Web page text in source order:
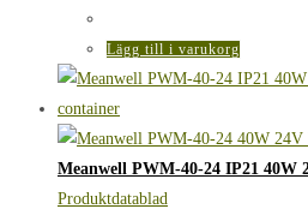
Lägg till i varukorg
Meanwell PWM-40-24 IP21 40W
Produktdatablad